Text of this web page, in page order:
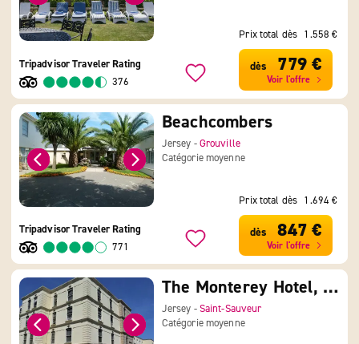
Tripadvisor Traveler Rating
376
Prix total dès 1.558 €
dès 779 €
Voir l'offre
Beachcombers
Jersey -Grouville
Catégorie moyenne
Tripadvisor Traveler Rating
771
Prix total dès 1.694 €
dès 847 €
Voir l'offre
The Monterey Hotel, Sure Hotel Collection by Best Western
Jersey -Saint-Sauveur
Catégorie moyenne